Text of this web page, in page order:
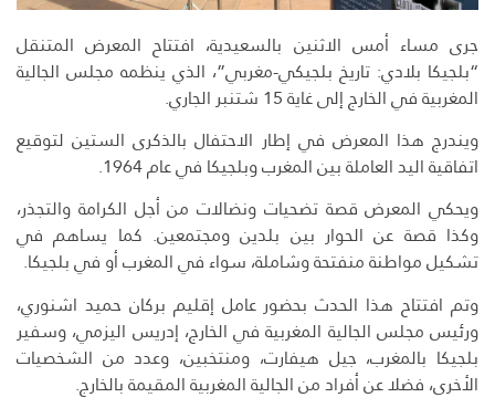
جرى مساء أمس الاثنين بالسعيدية، افتتاح المعرض المتنقل
“بلجيكا بلادي: تاريخ بلجيكي-مغربي”، الذي ينظمه مجلس الجالية
المغربية في الخارج إلى غاية 15 شتنبر الجاري.
ويندرج هذا المعرض في إطار الاحتفال بالذكرى الستين لتوقيع
اتفاقية اليد العاملة بين المغرب وبلجيكا في عام 1964.
ويحكي المعرض قصة تضحيات ونضالات من أجل الكرامة والتجذر،
وكذا قصة عن الحوار بين بلدين ومجتمعين. كما يساهم في
تشكيل مواطنة منفتحة وشاملة، سواء في المغرب أو في بلجيكا.
وتم افتتاح هذا الحدث بحضور عامل إقليم بركان حميد اشنوري،
ورئيس مجلس الجالية المغربية في الخارج، إدريس اليزمي، وسفير
بلجيكا بالمغرب، جيل هيفارت، ومنتخبين، وعدد من الشخصيات
الأخرى، فضلا عن أفراد من الجالية المغربية المقيمة بالخارج.